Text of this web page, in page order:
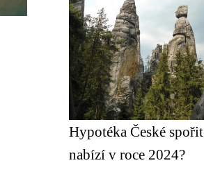
Hypotéka České
nabízí v roce 2024?